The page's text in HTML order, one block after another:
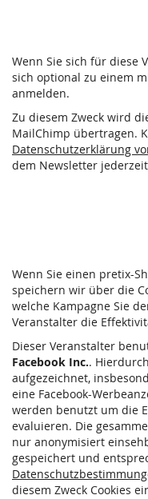
Wenn Sie sich für diese
sich optional zu einem
anmelden.
Zu diesem Zweck wird
MailChimp übertragen.
Datenschutzerklärung
dem Newsletter
Wenn Sie einen pretix-
speichern wir über die
welche Kampagne Sie
Veranstalter die
Dieser Veranstalter
Facebook Inc..
aufgezeichnet,
eine Facebook-
werden benutzt um die
evaluieren. Die
nur anonymisiert
gespeichert und
diesem Zweck Cookies